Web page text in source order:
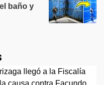
baño y